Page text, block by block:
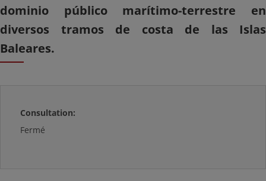
dominio público marítimo-terrestre en
diversos tramos de costa de las Islas
Baleares.
Consultation:
Fermé